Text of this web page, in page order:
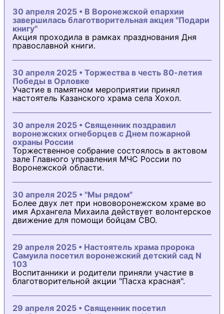
30 апреля 2025 • В Воронежской епархии
завершилась благотворительная акция "Подари
книгу"
Акция проходила в рамках празднования Дня
православной книги.
30 апреля 2025 • Торжества в честь 80-летия
Победы в Орловке
Участие в памятном мероприятии принял
настоятель Казанского храма села Хохол.
30 апреля 2025 • Священник поздравил
воронежских огнеборцев с Днем пожарной
охраны России
Торжественное собрание состоялось в актовом
зале Главного управления МЧС России по
Воронежской области.
30 апреля 2025 • "Мы рядом"
Более двух лет при нововоронежском храме во
имя Архангела Михаила действует волонтерское
движение для помощи бойцам СВО.
29 апреля 2025 • Настоятель храма пророка
Самуила посетил воронежский детский сад N
103
Воспитанники и родители приняли участие в
благотворительной акции "Пасха красная".
29 апреля 2025 • Священник посетил